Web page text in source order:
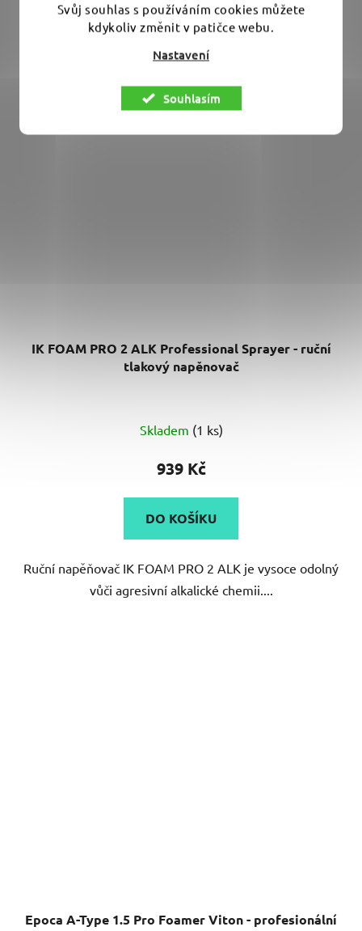
Svůj souhlas s používáním cookies můžete
kdykoliv změnit v patičce webu.
Nastavení
Souhlasím
Objem 1,5 litru je ideální....
IK FOAM PRO 2 ALK Professional Sprayer - ruční
tlakový napěnovač
Skladem (1 ks)
939 Kč
DO KOŠÍKU
Ruční napěňovač IK FOAM PRO 2 ALK je vysoce odolný
vůči agresivní alkalické chemii....
Epoca A-Type 1.5 Pro Foamer Viton - profesionální